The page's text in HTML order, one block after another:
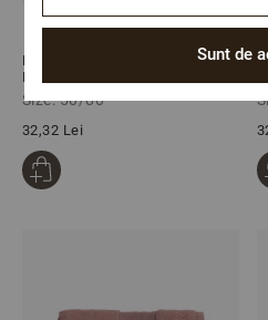
Prosop de baie PETRA
PIERSICA 50/80 cm
Size: 50/80
32,32 Lei
Sunt de